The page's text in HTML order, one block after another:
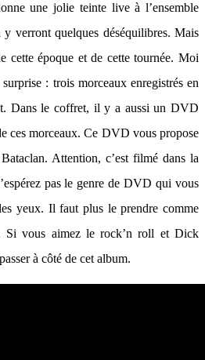
une jolie teinte live à l’ensemble
verront quelques déséquilibres. Mais
cette époque et de cette tournée. Moi
: trois morceaux enregistrés en
Dans le coffret, il y a aussi un DVD
ces morceaux. Ce DVD vous propose
Attention, c’est filmé dans la
pas le genre de DVD qui vous
yeux. Il faut plus le prendre comme
Si vous aimez le rock’n roll et Dick
à côté de cet album.